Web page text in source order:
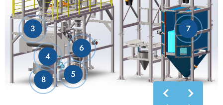
3
4
5
6
7
8